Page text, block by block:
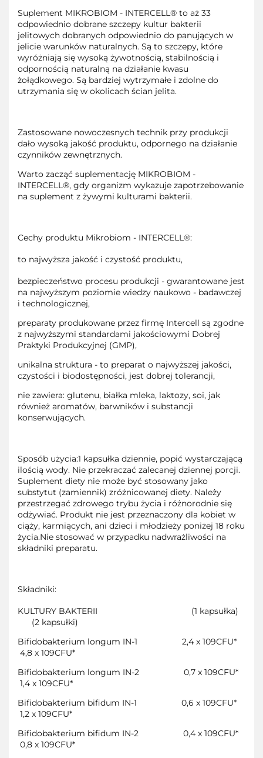
Suplement MIKROBIOM - INTERCELL® to aż 33
odpowiednio dobrane szczepy kultur bakterii
jelitowych dobranych odpowiednio do panujących w
jelicie warunków naturalnych. Są to szczepy, które
wyróżniają się wysoką żywotnością, stabilnością i
odpornością naturalną na działanie kwasu
żołądkowego. Są bardziej wytrzymałe i zdolne do
utrzymania się w okolicach ścian jelita.
Zastosowane nowoczesnych technik przy produkcji
dało wysoką jakość produktu, odpornego na działanie
czynników zewnętrznych.
Warto zacząć suplementację MIKROBIOM -
INTERCELL®, gdy organizm wykazuje zapotrzebowanie
na suplement z żywymi kulturami bakterii.
Cechy produktu Mikrobiom - INTERCELL®:
to najwyższa jakość i czystość produktu,
bezpieczeństwo procesu produkcji - gwarantowane jest
na najwyższym poziomie wiedzy naukowo - badawczej
i technologicznej,
preparaty produkowane przez firmę Intercell są zgodne
z najwyższymi standardami jakościowymi Dobrej
Praktyki Produkcyjnej (GMP),
unikalna struktura - to preparat o najwyższej jakości,
czystości i biodostępności, jest dobrej tolerancji,
nie zawiera: glutenu, białka mleka, laktozy, soi, jak
również aromatów, barwników i substancji
konserwujących.
Sposób użycia:1 kapsułka dziennie, popić wystarczającą
ilością wody. Nie przekraczać zalecanej dziennej porcji.
Suplement diety nie może być stosowany jako
substytut (zamiennik) zróżnicowanej diety. Należy
przestrzegać zdrowego trybu życia i różnorodnie się
odżywiać. Produkt nie jest przeznaczony dla kobiet w
ciąży, karmiących, ani dzieci i młodzieży poniżej 18 roku
życia.Nie stosować w przypadku nadwrażliwości na
składniki preparatu.
Składniki:
KULTURY BAKTERII
(1 kapsułka)
(2 kapsułki)
Bifidobakterium longum IN-1
2,4 x 109CFU*
4,8 x 109CFU*
Bifidobakterium longum IN-2
0,7 x 109CFU*
1,4 x 109CFU*
Bifidobakterium bifidum IN-1
0,6 x 109CFU*
1,2 x 109CFU*
Bifidobakterium bifidum IN-2
0,4 x 109CFU*
0,8 x 109CFU*